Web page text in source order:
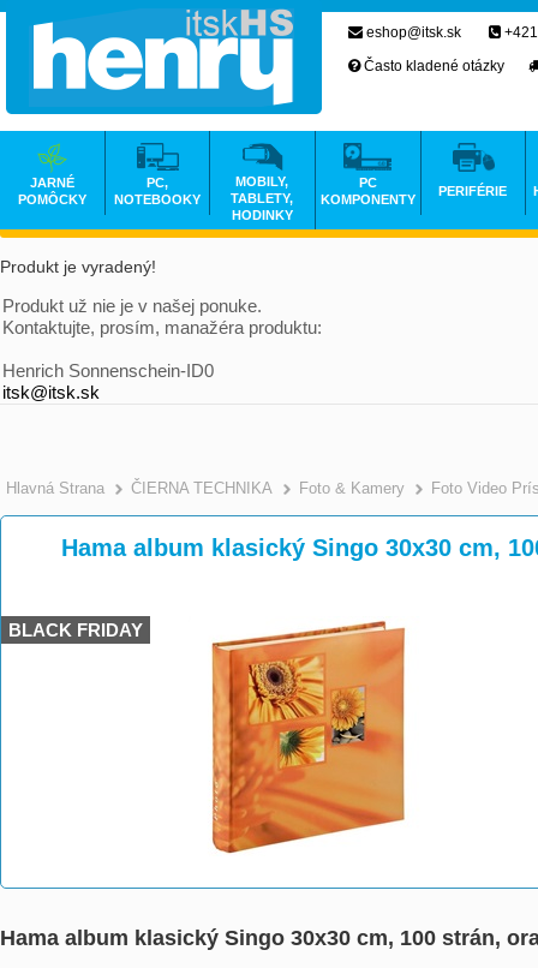
Produkt je vyradený!
Produkt už nie je v našej ponuke.
Kontaktujte, prosím, manažéra produktu:
Henrich Sonnenschein-ID0
itsk@itsk.sk
Hlavná Strana >
ČIERNA TECHNIKA >
Foto & Kamery Foto Video
Hama album klasický Singo 30x30 cm,
BLACK FRIDAY
Hama album klasický Singo 30x30 cm, 100 strán,
eshop@itsk.sk
Často kladené otázky
JARNÉ
POMÔCKY
PC,
NOTEBOOKY
MOBILY,
TABLETY,
HODINKY
PC
KOMPONENTY
PERIFÉRIE